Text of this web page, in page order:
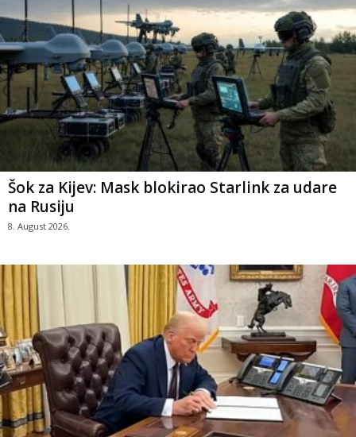
Šok za Kijev: Mask blokirao Starlink za udare
na Rusiju
8. August 2026.